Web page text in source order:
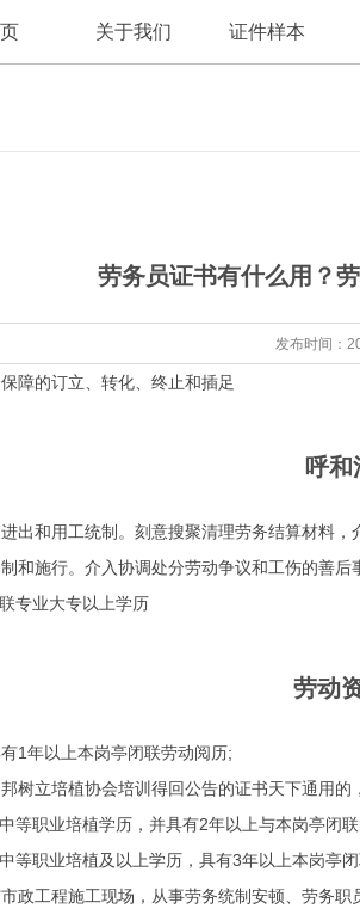
关于我们 证件样本
劳务员证书有什么用？
发布时间：
的订立、转化、终止和插足
呼
出和用工统制。刻意搜聚清理劳务结算材料
和施行。介入协调处分劳动争议和工伤的善
业大专以上学历
劳动
有1年以上本岗亭闭联劳动阅历;
立培植协会培训得回公告的证书天下通用的
职业培植学历，并具有2年以上与本岗亭闭联
职业培植及以上学历，具有3年以上本岗亭闭
工程施工现场，从事劳务统制安顿、劳务职